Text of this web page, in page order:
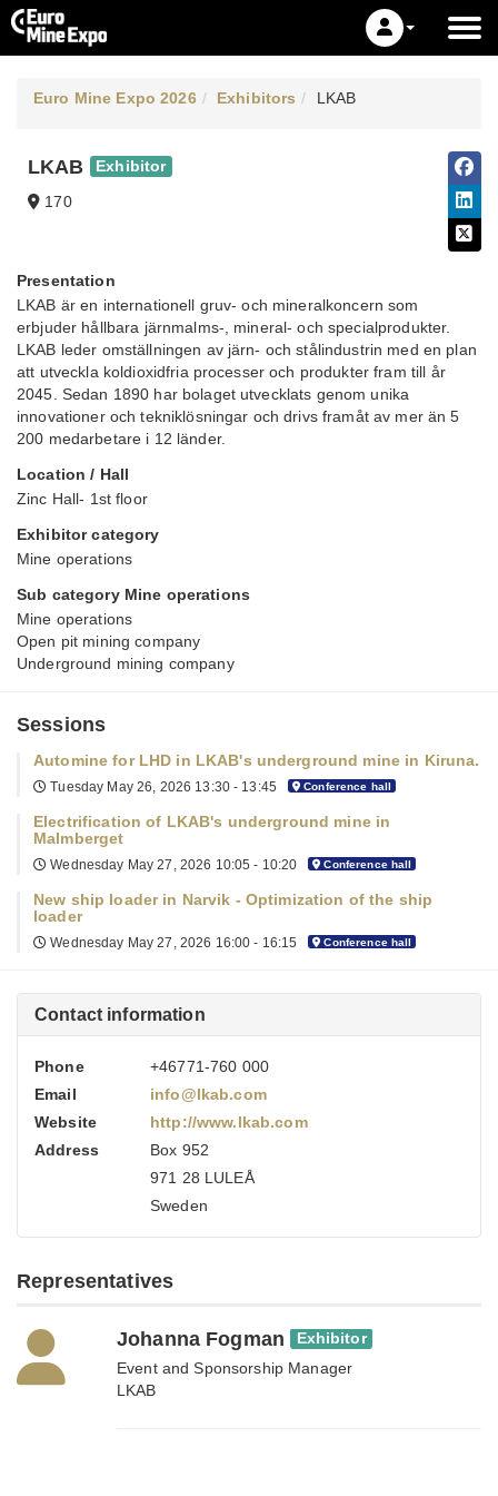
Euro Mine Expo 2026 Exhibitors LKAB
LKAB Exhibitor
170
Presentation
LKAB är en internationell gruv- och mineralkoncern som
erbjuder hållbara järnmalms-, mineral- och specialprodukter.
LKAB leder omställningen av järn- och stålindustrin med en plan
att utveckla koldioxidfria processer och produkter fram till år
2045. Sedan 1890 har bolaget utvecklats genom unika
innovationer och tekniklösningar och drivs framåt av mer än 5
200 medarbetare i 12 länder.
Location / Hall
Zinc Hall- 1st floor
Exhibitor category
Mine operations
Sub category Mine operations
Mine operations
Open pit mining company
Underground mining company
Sessions
Automine for LHD in LKAB's underground mine in Kiruna.
Tuesday May 26, 2026 13:30 - 13:45 Conference hall
Electrification of LKAB's underground mine in
Malmberget
Wednesday May 27, 2026 10:05 - 10:20 Conference hall
New ship loader in Narvik - Optimization of the ship
loader
Wednesday May 27, 2026 16:00 - 16:15 Conference hall
Contact information
Phone
+46771-760 000
Email
info@lkab.com
Website
http://www.lkab.com
Address
Box 952
971 28 LULEÅ
Sweden
Representatives
Johanna Fogman Exhibitor
Event and Sponsorship Manager
LKAB